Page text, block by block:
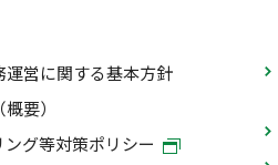
運営に関する基本方針
要）
グ等対策ポリシー